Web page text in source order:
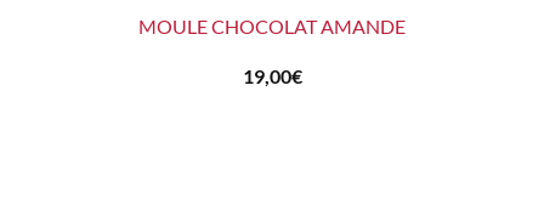
MOULE CHOCOLAT AMANDE
19,00€